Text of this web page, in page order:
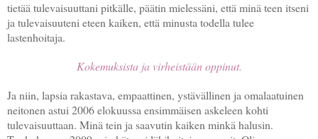
tietää tulevaisuuttani pitkälle, päätin mielessäni, että minä teen itseni
ja tulevaisuuteni eteen kaiken, että minusta todella tulee
lastenhoitaja.
Kokemuksista ja virheistään oppinut.
Ja niin, lapsia rakastava, empaattinen, ystävällinen ja omalaatuinen
neitonen astui 2006 elokuussa ensimmäisen askeleen kohti
tulevaisuuttaan. Minä tein ja saavutin kaiken minkä halusin.